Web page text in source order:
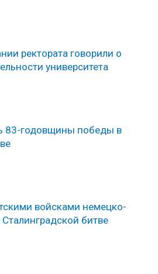
ректората говорили о
университета
83-годовщины победы в
войсками немецко-
битве